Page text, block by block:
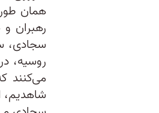
همان
رهبران
سجادی،
روسیه،
می‌کنند
شاهدیم،